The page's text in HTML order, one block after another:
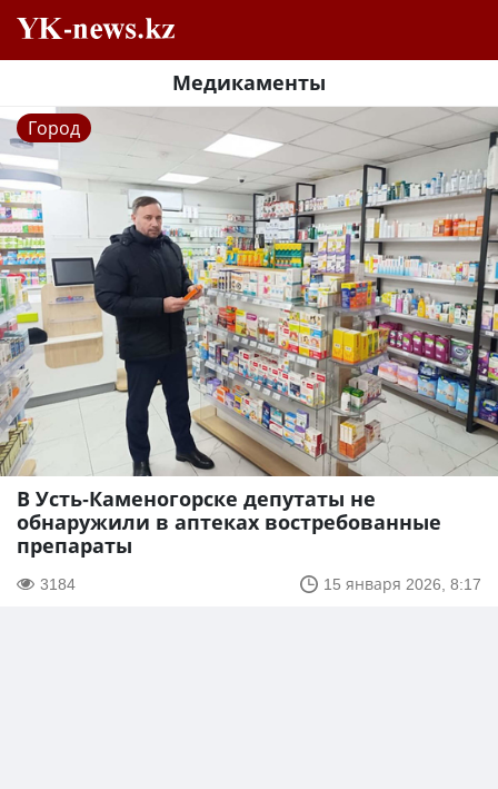
Медикаменты
Город
В Усть-Каменогорске депутаты не
обнаружили в аптеках востребованные
препараты
3184 15 января 2026, 8:17